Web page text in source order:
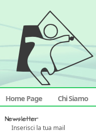
Home Page Chi Siamo
Newsletter
Inserisci la tua mail